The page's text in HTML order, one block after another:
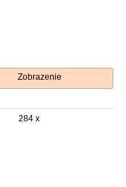
Zobrazenie
284 x